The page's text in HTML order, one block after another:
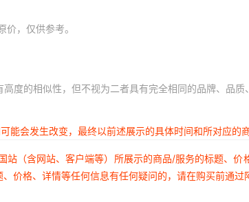
，仅供参考。
度的相似性，但不视为二者具有完全相同的品牌、品质
会发生改变，最终以前述展示的具体时间和所对应的商
（含网站、客户端等）所展示的商品/服务的标题、
价格、详情等任何信息有任何疑问的，请在购买前通